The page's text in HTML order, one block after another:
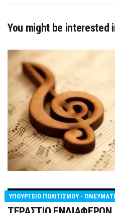
You might be interested
ΥΠΟΥΡΓΕΙΟ ΠΟΛΙΤΙΣΜΟΥ -